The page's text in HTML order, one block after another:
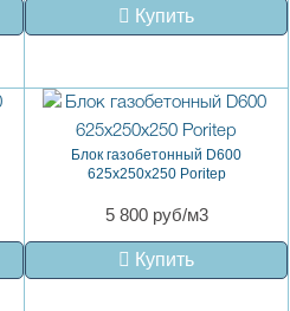
Купить
Блок газобетонный D600
625х250х250 Poritep
5 800 руб/м3
Купить